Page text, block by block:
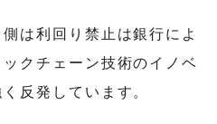
は利回り禁止は銀行によ
クチェーン技術のイノベ
反発しています。